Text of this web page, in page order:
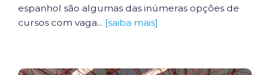
espanhol são algumas das inúmeras opções de
cursos com vaga... [saiba mais]